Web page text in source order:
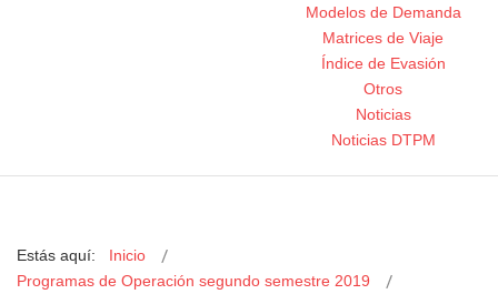
Modelos de Demanda
Matrices de Viaje
Índice de Evasión
Otros
Noticias
Noticias DTPM
Estás aquí:
Inicio
Programas de Operación segundo semestre 2019